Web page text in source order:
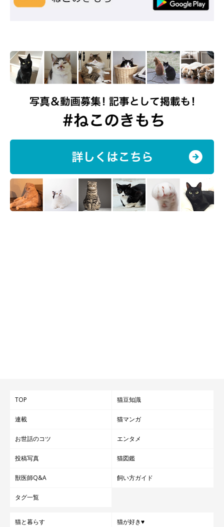
TOP 猫豆知識
連載 猫マンガ
お世話のコツ エンタメ
投稿写真 猫図鑑
獣医師Q&A 飼い方ガイド
タグ一覧
猫と暮らす 猫が好き♥